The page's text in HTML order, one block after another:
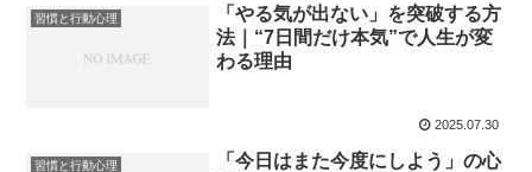
習慣と行動心理
「やる気が出ない」を突破する方
法｜“7日間だけ本気”で人生が変
わる理由
2025.07.30
習慣と行動心理
「今日はまた今度にしよう」の心